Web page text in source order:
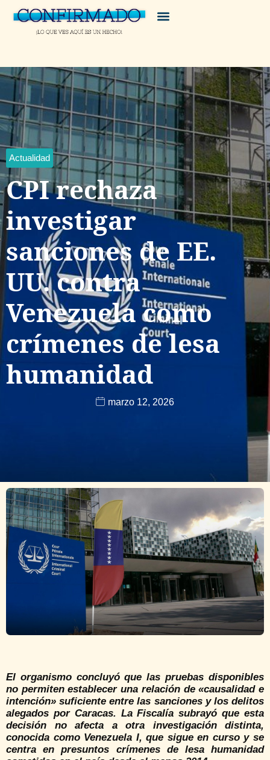
Actualidad
CPI rechaza
investigar
sanciones de EE.
UU. contra
Venezuela como
crímenes de lesa
humanidad
marzo 12, 2026
El organismo concluyó que las pruebas disponibles
no permiten establecer una relación de «causalidad e
intención» suficiente entre las sanciones y los delitos
alegados por Caracas. La Fiscalía subrayó que esta
decisión no afecta a otra investigación distinta,
conocida como Venezuela I, que sigue en curso y se
centra en presuntos crímenes de lesa humanidad